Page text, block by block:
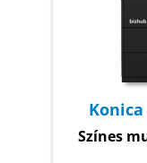
Színes